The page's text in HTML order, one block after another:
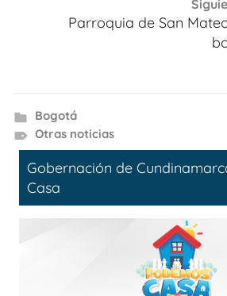
Parroquia de San
Bogotá
Otras noticias
Gobernación de
Casa